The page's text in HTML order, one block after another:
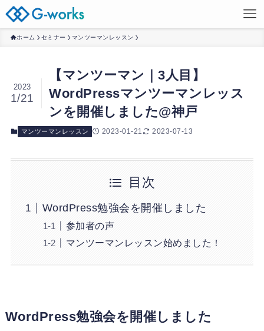
ホーム セミナー マンツーマンレッスン
【マンツーマン｜3人目】
WordPressマンツーマンレッス
ンを開催しました@神戸
2023
1/21
マンツーマンレッスン 2023-01-21 2023-07-13
目次
WordPress勉強会を開催しました
参加者の声
マンツーマンレッスン始めました！
WordPress勉強会を開催しました